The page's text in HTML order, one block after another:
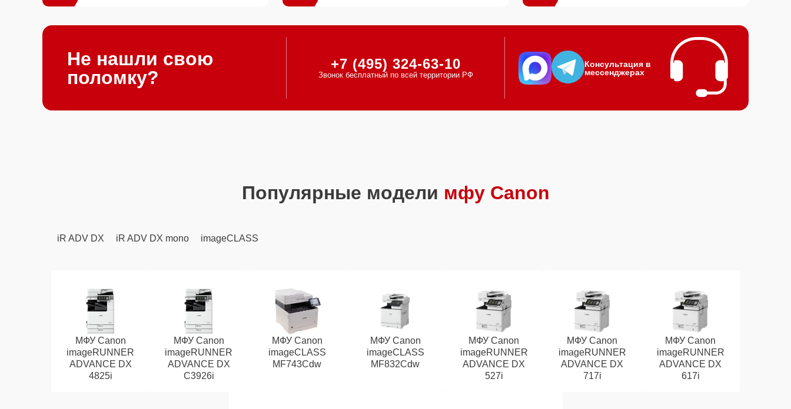
Не нашли свою
поломку?
+7 (495) 324-63-10
Звонок бесплатный по всей территории РФ
Консультация в
мессенджерах
Популярные модели мфу Canon
iR ADV DX iR ADV DX mono imageCLASS
МФУ Canon
imageRUNNER
ADVANCE DX
4825i
МФУ Canon
imageRUNNER
ADVANCE DX
C3926i
МФУ Canon
imageCLASS
MF743Cdw
МФУ Canon
imageCLASS
MF832Cdw
МФУ Canon
imageRUNNER
ADVANCE DX
527i
МФУ Canon
imageRUNNER
ADVANCE DX
717i
МФУ Canon
imageRUNNER
ADVANCE DX
617i